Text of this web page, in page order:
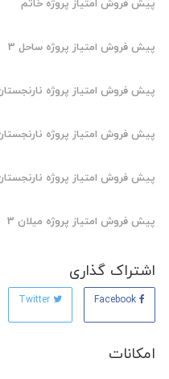
پیش فروش امتیاز پروژه خاتم
پیش فروش امتیاز پروژه ساحل 3
پیش فروش امتیاز پروژه نارنجستان 3
پیش فروش امتیاز پروژه نارنجستان 4
پیش فروش امتیاز پروژه نارنجستان 5
پیش فروش امتیاز پروژه میلان 3
اشتراک گذاری
Twitter
امکانات